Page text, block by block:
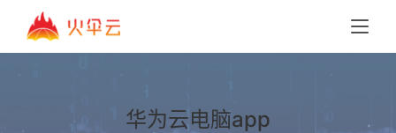
华为云电脑app